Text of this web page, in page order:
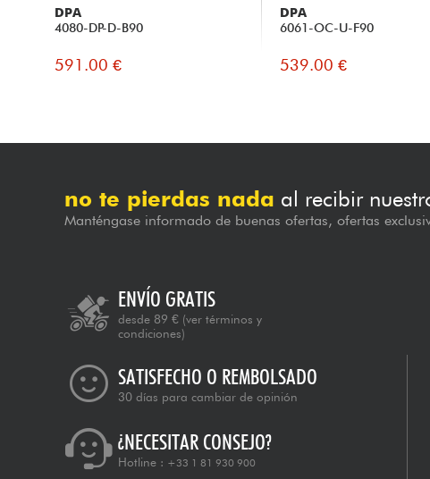
DPA
4080-DP-D-B90
591.00 €
DPA
6061-OC-U-F90
539.00 €
no te pierdas nada al recibir
Manténgase informado de buenas ofertas, ofertas
ENVÍO GRATIS
desde 89 € (ver términos y
condiciones)
SATISFECHO O REMBOLSADO
30 días para cambiar de opinión
¿NECESITAR CONSEJO?
Hotline : +33 1 81 930 900